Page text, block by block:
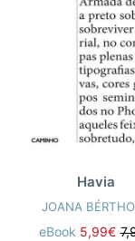
Havia
JOANA
eBook 5,99€